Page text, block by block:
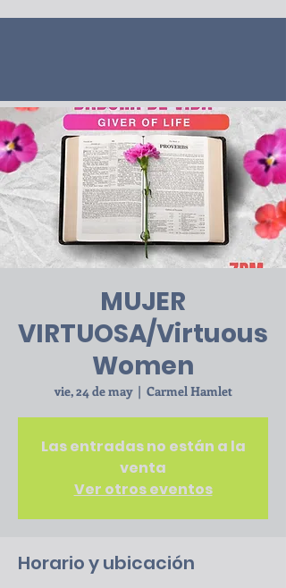
MUJER
VIRTUOSA/Virtuous
Women
vie, 24 de may
  |
Carmel Hamlet
Las entradas no están a la
venta
Ver otros eventos
Horario y ubicación